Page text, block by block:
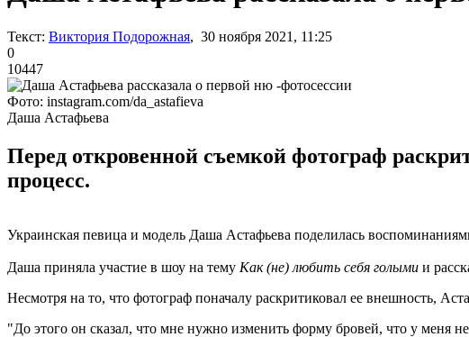
Текст: Виктория Подорожная, 30 ноября 2021, 11:25
0
10447
Фото: instagram.com/da_astafieva
Даша Астафьева
Перед откровенной съемкой фотограф
процесс.
Украинская певица и модель Даша Астафьева поделилась
Даша приняла участие в шоу на тему Как (не) любить себя голыми и
Несмотря на то, что фотограф поначалу раскритиковал ее внешность,
"До этого он сказал, что мне нужно изменить форму бровей, что у меня